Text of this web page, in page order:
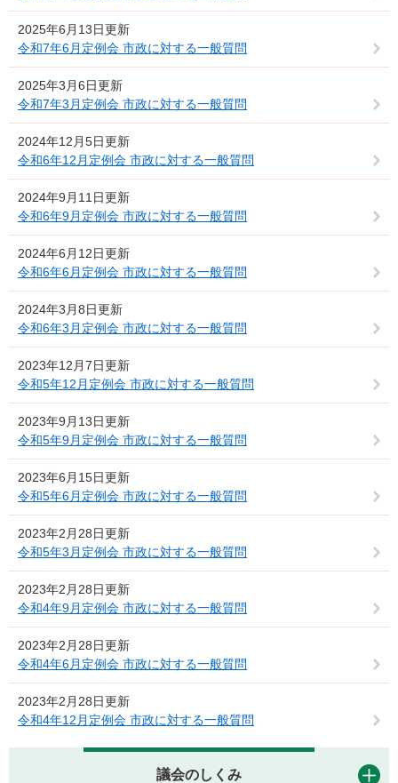
2025年6月13日更新
令和7年6月定例会 市政に対する一般質問
2025年3月6日更新
令和7年3月定例会 市政に対する一般質問
2024年12月5日更新
令和6年12月定例会 市政に対する一般質問
2024年9月11日更新
令和6年9月定例会 市政に対する一般質問
2024年6月12日更新
令和6年6月定例会 市政に対する一般質問
2024年3月8日更新
令和6年3月定例会 市政に対する一般質問
2023年12月7日更新
令和5年12月定例会 市政に対する一般質問
2023年9月13日更新
令和5年9月定例会 市政に対する一般質問
2023年6月15日更新
令和5年6月定例会 市政に対する一般質問
2023年2月28日更新
令和5年3月定例会 市政に対する一般質問
2023年2月28日更新
令和4年9月定例会 市政に対する一般質問
2023年2月28日更新
令和4年6月定例会 市政に対する一般質問
2023年2月28日更新
令和4年12月定例会 市政に対する一般質問
議会のしくみ